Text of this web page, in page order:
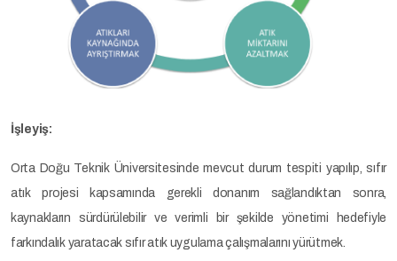
İşleyiş:
Orta Doğu Teknik Üniversitesinde mevcut durum tespiti yapılıp, sıfır
atık projesi kapsamında gerekli donanım sağlandıktan sonra,
kaynakların sürdürülebilir ve verimli bir şekilde yönetimi hedefiyle
farkındalık yaratacak sıfır atık uygulama çalışmalarını yürütmek.